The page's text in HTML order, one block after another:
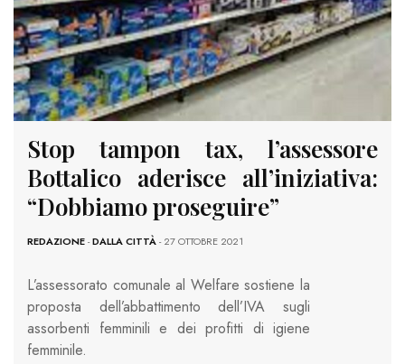
Stop tampon tax, l’assessore
Bottalico aderisce all’iniziativa:
“Dobbiamo proseguire”
REDAZIONE-DALLA CITTÀ- 27 OTTOBRE 2021
L’assessorato comunale al Welfare sostiene la
proposta dell’abbattimento dell’IVA sugli
assorbenti femminili e dei profitti di igiene
femminile.